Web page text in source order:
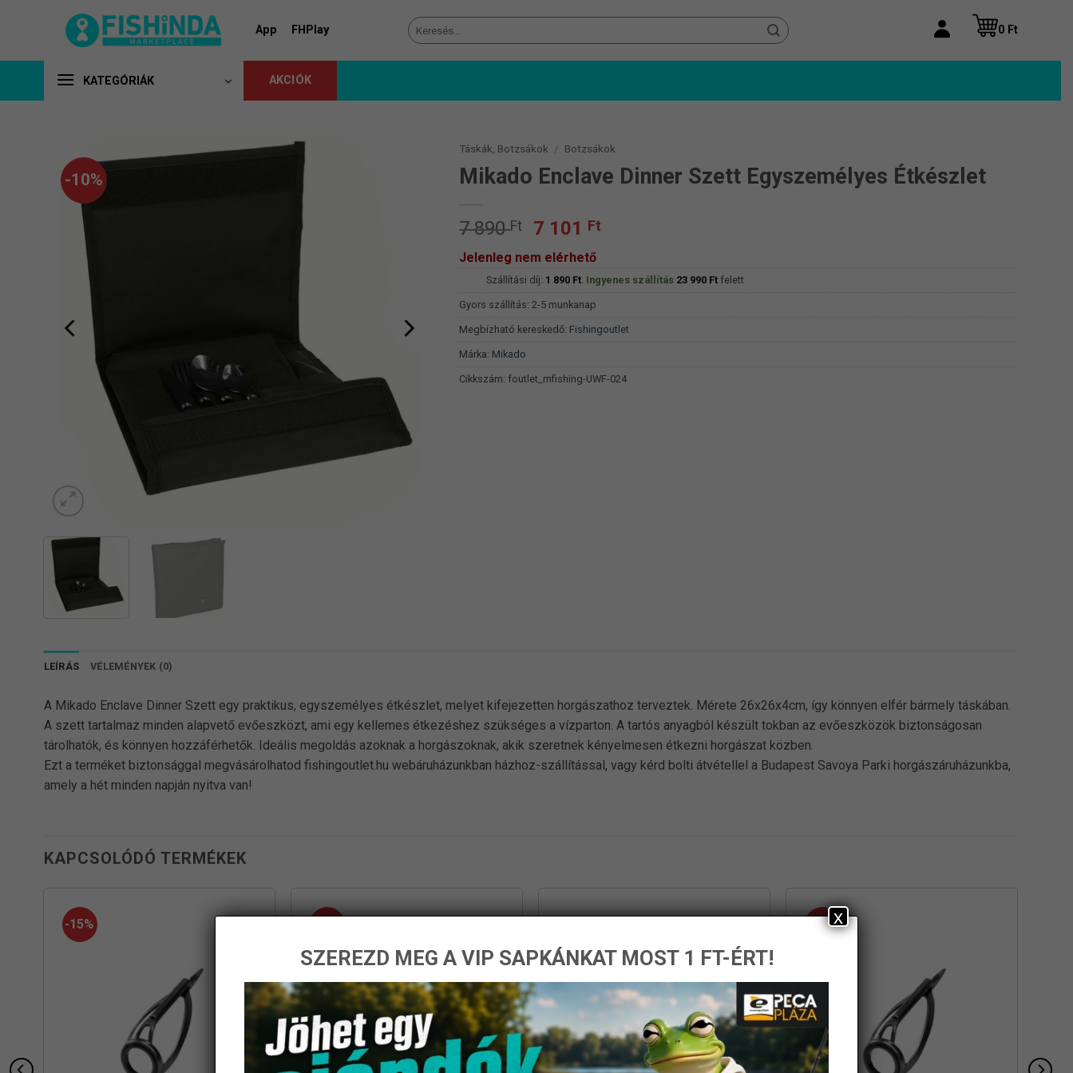
App FHPlay
Keresés
a
0 Ft
KATEGÓRIÁK AKCIÓK
-10%
Táskák, Botzsákok / Botzsákok
Mikado Enclave Dinner Szett Egyszemélyes Étkészlet
7 890Ft
Original
price
was:
7
890 Ft.
7 101 FtCurrent
7
Jelenleg nem elérhető
Szállítási díj: 1 890 Ft. Ingyenes szállítás 23 990 Ftfelett
Gyors szállítás: 2-5 munkanap
Megbízható kereskedő: Fishingoutlet
Márka: Mikado
Cikkszám: foutlet_mfishing-UWF-024
LEÍRÁS VÉLEMÉNYEK (0)
A Mikado Enclave Dinner Szett egy praktikus, egyszemélyes étkészlet, melyet kifejezetten horgászathoz terveztek. Mérete 26x26x4cm, így könnyen elfér bármely táskában.
A szett tartalmaz minden alapvető evőeszközt, ami egy kellemes étkezéshez szükséges a vízparton. A tartós anyagból készült tokban az evőeszközök biztonságosan
tárolhatók, és könnyen hozzáférhetők. Ideális megoldás azoknak a horgászoknak, akik szeretnek kényelmesen étkezni horgászat közben.
Ezt a terméket biztonsággal megvásárolhatod fishingoutlet.hu webáruházunkban házhoz-szállítással, vagy kérd bolti átvétellel a Budapest Savoya Parki horgászáruházunkba,
amely a hét minden napján nyitva van!
KAPCSOLÓDÓ TERMÉKEK
-15% -15%
SZEREZD MEG A VIP SAPKÁNKAT MOST 1 FT-ÉRT!
x